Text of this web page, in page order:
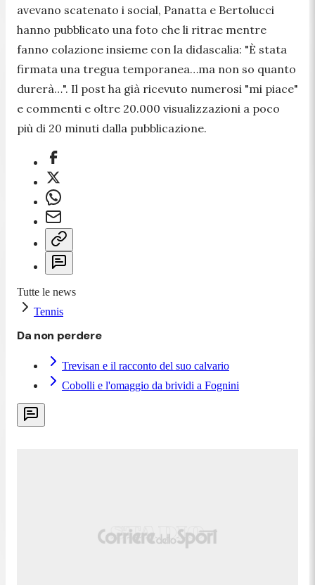
avevano scatenato i social, Panatta e Bertolucci
hanno pubblicato una foto che li ritrae mentre
fanno colazione insieme con la didascalia: "È stata
firmata una tregua temporanea…ma non so quanto
durerà…". Il post ha già ricevuto numerosi "mi piace"
e commenti e oltre 20.000 visualizzazioni a poco
più di 20 minuti dalla pubblicazione.
Tutte le news
Tennis
Da non perdere
Trevisan e il racconto del suo calvario
Cobolli e l'omaggio da brividi a Fognini